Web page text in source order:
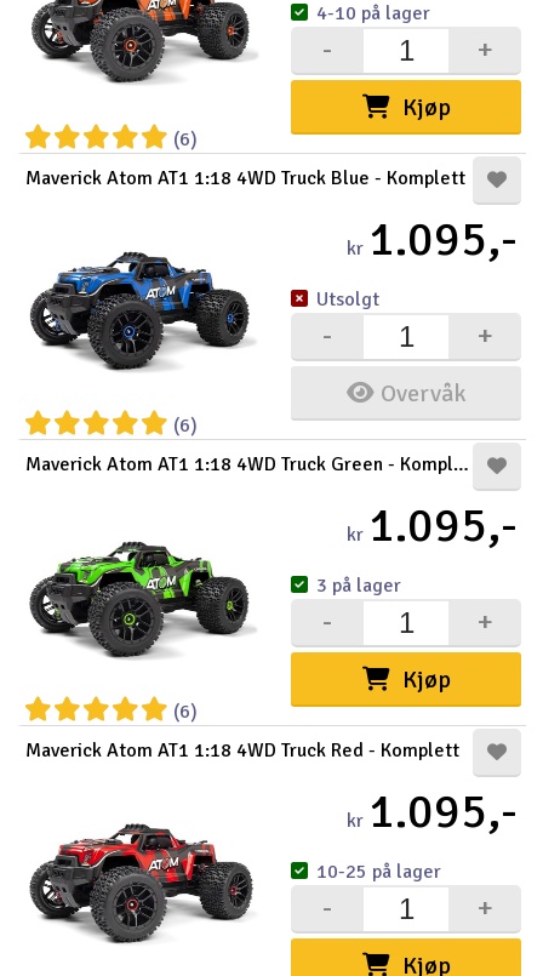
Radioutstyr
Smarthjem, lek & hobby
Sparkesykler & elkjøretøy
Verktøy, utstyr & tilbehør
(6)
Kjøp
+
-
4-10 på lager
Maverick Atom AT1 1:18 4WD Truck Blue - Komplett
(6)
kr 1.095,-
Overvåk
+
-
Utsolgt
Maverick Atom AT1 1:18 4WD Truck Green - Komplett
(6)
kr 1.095,-
Kjøp
+
-
3 på lager
Maverick Atom AT1 1:18 4WD Truck Red - Komplett
kr 1.095,-
Kjøp
+
-
10-25 på lager